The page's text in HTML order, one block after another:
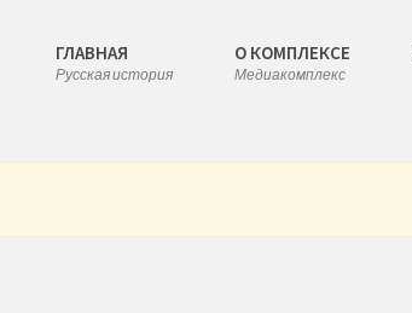
ГЛАВНАЯ
Русская история
О КОМПЛЕКСЕ
Медиакомплекс